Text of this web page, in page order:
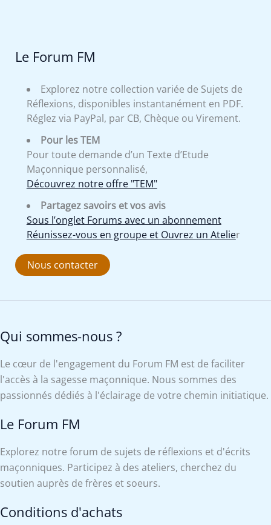
Le Forum FM
Explorez notre collection variée de Sujets de
Réflexions, disponibles instantanément en PDF.
Réglez via PayPal, par CB, Chèque ou Virement.
Pour les TEM
Pour toute demande d’un Texte d’Etude
Maçonnique personnalisé,
Découvrez notre offre "TEM"
Partagez savoirs et vos avis
Sous l’onglet Forums avec un abonnement
Réunissez-vous en groupe et Ouvrez un Atelier
Nous contacter
Qui sommes-nous ?
Le cœur de l'engagement du Forum FM est de faciliter
l'accès à la sagesse maçonnique. Nous sommes des
passionnés dédiés à l'éclairage de votre chemin initiatique.
Le Forum FM
Explorez notre forum de sujets de réflexions et d'écrits
maçonniques. Participez à des ateliers, cherchez du
soutien auprès de frères et soeurs.
Conditions d'achats